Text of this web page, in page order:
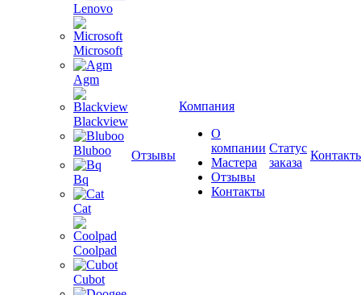
Lenovo
Microsoft
Agm
Blackview
Bluboo
Bq
Cat
Coolpad
Cubot
Отзывы
Компания
О
компании
Мастера
Отзывы
Контакты
Статус
заказа